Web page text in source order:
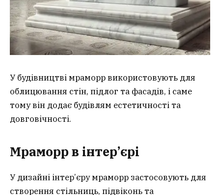
У будівництві мраморр використовують для
облицювання стін, підлог та фасадів, і саме
тому він додає будівлям естетичності та
довговічності.
Мраморр в інтер’єрі
У дизайні інтер’єру мраморр застосовують для
створення стільниць, підвіконь та